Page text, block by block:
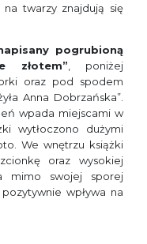
twarzy znajdują się
pogrubioną
złotem” , poniżej
oraz pod spodem
Anna Dobrzańska”.
wpada miejscami w
wytłoczono dużymi
We wnętrzu książki
oraz wysokiej
mimo swojej sporej
wpływa na